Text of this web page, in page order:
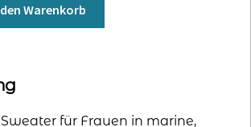
Warenkorb
für Frauen in marine,